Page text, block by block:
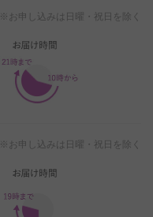
※お申し込みは日曜・祝日を除く
※お申し込みは日曜・祝日を除く